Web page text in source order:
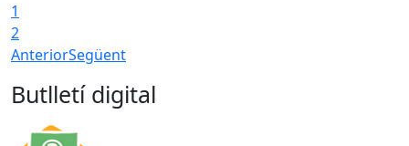
1
2
AnteriorSegüent
Butlletí digital